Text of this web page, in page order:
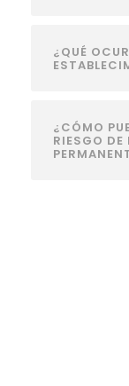
¿QUÉ
¿CÓMO
RIESGO DE